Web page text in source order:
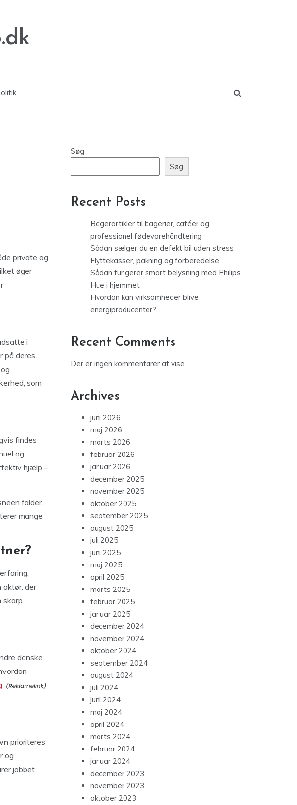
private og
øger
i
på deres
som
findes
og
hjælp –
falder.
mange
aktør, der
skarp
danske
prioriteres
og
jobbet
Søg
Søg
Recent Posts
Bagerartikler til bagerier, caféer og
professionel fødevarehåndtering
Sådan sælger du en defekt bil uden stress
Flyttekasser, pakning og forberedelse
Sådan fungerer smart belysning med Philips
Hue i hjemmet
Hvordan kan virksomheder blive
energiproducenter?
Recent Comments
Der er ingen kommentarer at vise.
Archives
juni 2026
maj 2026
marts 2026
februar 2026
januar 2026
december 2025
november 2025
oktober 2025
september 2025
august 2025
juli 2025
juni 2025
maj 2025
april 2025
marts 2025
februar 2025
januar 2025
december 2024
november 2024
oktober 2024
september 2024
august 2024
juli 2024
juni 2024
maj 2024
april 2024
marts 2024
februar 2024
januar 2024
december 2023
november 2023
oktober 2023